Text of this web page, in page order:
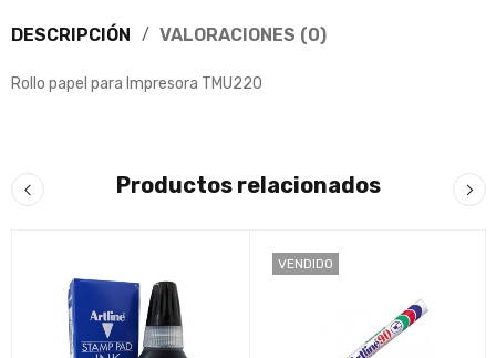
DESCRIPCIÓN VALORACIONES (0)
Rollo papel para Impresora TMU220
Productos relacionados
VENDIDO